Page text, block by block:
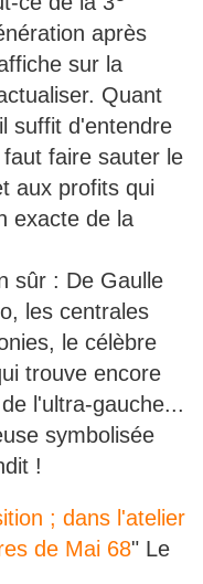
après
sur la
Quant
suffit d'entendre
faire sauter le
aux profits qui
exacte de la
sûr : De Gaulle
les centrales
le célèbre
trouve encore
l'ultra-gauche...
symbolisée
!
; dans l'atelier
de Mai 68" Le